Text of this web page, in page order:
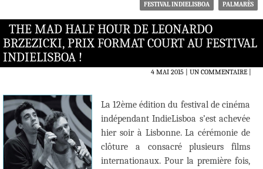
FESTIVAL INDIELISBOA PALMARÈS
THE MAD HALF HOUR DE LEONARDO
BRZEZICKI, PRIX FORMAT COURT AU FESTIVAL
INDIELISBOA !
4 MAI 2015 UN COMMENTAIRE|
La 12ème édition du festival de cinéma
indépendant IndieLisboa s’est achevée
hier soir à Lisbonne. La cérémonie de
clôture a consacré plusieurs films
internationaux. Pour la première fois,